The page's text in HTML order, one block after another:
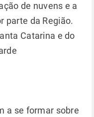
de nuvens e a
parte da Região.
Catarina e do
a se formar sobre